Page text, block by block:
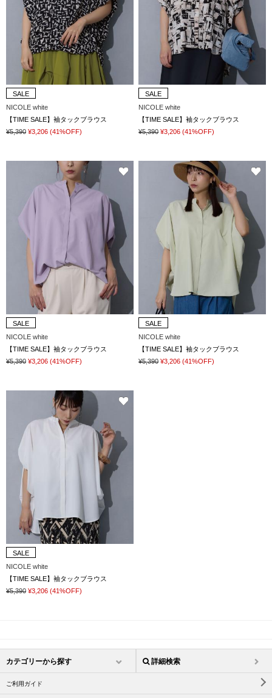
SALE
NICOLE white
【TIME SALE】袖タックブラウス
¥5,390 ¥3,206 (41%OFF)
SALE
NICOLE white
【TIME SALE】袖タックブラウス
¥5,390 ¥3,206 (41%OFF)
SALE
NICOLE white
【TIME SALE】袖タックブラウス
¥5,390 ¥3,206 (41%OFF)
SALE
NICOLE white
【TIME SALE】袖タックブラウス
¥5,390 ¥3,206 (41%OFF)
SALE
NICOLE white
【TIME SALE】袖タックブラウス
¥5,390 ¥3,206 (41%OFF)
カテゴリーから探す 詳細検索
ご利用ガイド